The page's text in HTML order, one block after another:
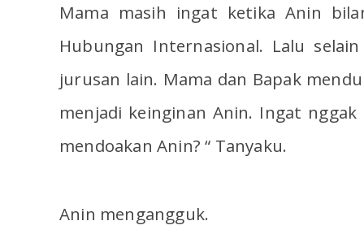
Mama masih ingat ketika Anin
Hubungan Internasional. Lalu
jurusan lain. Mama dan Bapak
menjadi keinginan Anin. Ingat
mendoakan Anin? “ Tanyaku.
Anin mengangguk.